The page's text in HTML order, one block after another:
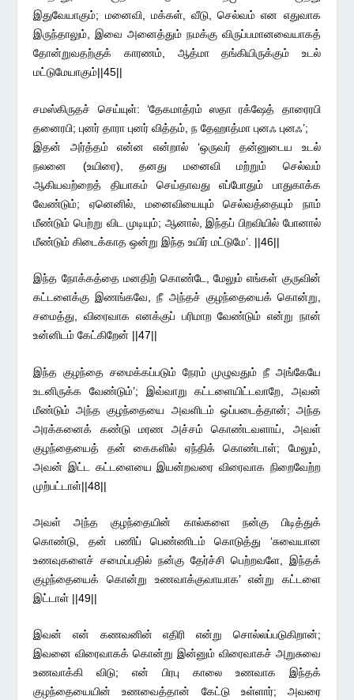
இதுவேயாகும்; மனைவி, மக்கள், வீடு, செல்வம் என எதுவாக
இருந்தாலும், இவை அனைத்தும் நமக்கு விருப்பமானவையாகத்
தோன்றுவதற்குக் காரணம், ஆத்மா தங்கியிருக்கும் உடல்
மட்டுமேயாகும்||45||
சமஸ்கிருதச் செய்யுள்: ‘தேகமாத்ரம் ஸதா ரக்ஷேத் தாரைரபி
தனைரபி; புனர் தாரா புனர் வித்தம், ந தேஹாத்மா புனஃ புனஃ’;
இதன் அர்த்தம் என்ன என்றால் ‘ஒருவர் தன்னுடைய உடல்
நலனை (உயிரை), தனது மனைவி மற்றும் செல்வம்
ஆகியவற்றைத் தியாகம் செய்தாவது எப்போதும் பாதுகாக்க
வேண்டும்; ஏனெனில், மனைவியையும் செல்வத்தையும் நாம்
மீண்டும் பெற்று விட முடியும்; ஆனால், இந்தப் பிறவியில் போனால்
மீண்டும் கிடைக்காத ஒன்று இந்த உயிர் மட்டுமே’. ||46||
இந்த நோக்கத்தை மனதிற் கொண்டே, மேலும் எங்கள் குருவின்
கட்டளைக்கு இணங்கவே, நீ அந்தச் குழந்தையைக் கொன்று,
சமைத்து, விரைவாக எனக்குப் பரிமாற வேண்டும் என்று நான்
உன்னிடம் கேட்கிறேன் ||47||
இந்த குழந்தை சமைக்கப்படும் நேரம் முழுவதும் நீ அங்கேயே
உடனிருக்க வேண்டும்’; இவ்வாறு கட்டளையிட்டவாறே, அவன்
மீண்டும் அந்த குழந்தையை அவளிடம் ஒப்படைத்தான்; அந்த
அரக்கனைக் கண்டு மரண அச்சம் கொண்டவளாய், அவள்
குழந்தையைத் தன் கைகளில் ஏந்திக் கொண்டாள்; மேலும்,
அவன் இட்ட கட்டளையை இயன்றவரை விரைவாக நிறைவேற்ற
முற்பட்டாள்||48||
அவள் அந்த குழந்தையின் கால்களை நன்கு பிடித்துக்
கொண்டு, தன் பணிப் பெண்ணிடம் கொடுத்து ‘சுவையான
உணவுகளைச் சமைப்பதில் நன்கு தேர்ச்சி பெற்றவளே, இந்தக்
குழந்தையைக் கொன்று உணவாக்குவாயாக’ என்று கட்டளை
இட்டாள் ||49||
இவன் என் கணவனின் எதிரி என்று சொல்லப்படுகிறான்;
இவனை விரைவாகக் கொன்று இன்னும் விரைவாகச் அறுசுவை
உணவாக்கி விடு; என் பிரபு காலை உணவாக இந்தக்
குழந்தையையின் உணவைத்தான் கேட்டு உள்ளார்; அவரை